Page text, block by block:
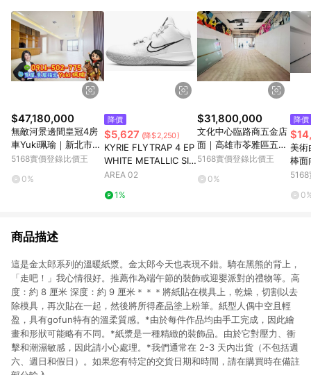
$47,180,000
無敵河景邊間皇冠4房
車Yuki珮瑜｜新北市板
橋區中山路二段
5168實價登錄比價王
0%
降價
$5,627 (降$2,250)
KYRIE FLYTRAP 4 EP
WHITE METALLIC SIL
VER
AREA 02
1%
$31,800,000
文化中心臨路商五金店
面｜高雄市苓雅區五福
一路
5168實價登錄比價王
0%
降價
美術
棒面
雄市
商品描述
這是金太郎系列的溫暖紙漿。金太郎今天也表現不錯。騎在黑熊的背上，
「走吧！」我心情很好。推薦作為端午節的裝飾或迎嬰派對的禮物等。高
度：約 8 厘米 深度：約 9 厘米＊＊＊將紙貼在模具上，乾燥，切割以去
除模具，再次貼在一起，然後將所得產品塗上粉筆。紙型人偶中空且輕
盈，具有gofun特有的溫柔質感。*由於每件作品均由手工完成，因此繪
畫和形狀可能略有不同。*紙漿是一種精緻的裝飾品。由於它對壓力、衝
擊和潮濕敏感，因此請小心處理。*我們通常在 2-3 天內出貨（不包括週
六、週日和假日）。如果您有特定的交貨日期和時間，請在購買時在備註